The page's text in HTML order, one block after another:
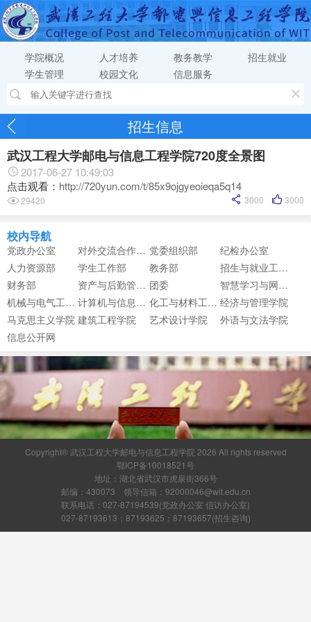
学院概况 人才培养 教务教学
招生就业
学生管理
校园文化 信息服务
招生信息
武汉工程大学邮电与信息工程学院720度全景图
2017-06-27 10:49:03
点击观看： http://720yun.com/t/85x9ojgyeoieqa5q14
29420 3000
3000
校内导航
党政办公室 对外交流合作中心 党委组织部
纪检办公室
人力资源部
学生工作部 教务部
招生与就业工作部
财务部
资产与后勤管理部 团委
智慧学习与网络信息中心
机械与电气工程学院
计算机与信息工程学院 化工与材料工程学院 经济与管理学院
马克思主义学院 建筑工程学院 艺术设计学院
外语与文法学院
信息公开网
Copyright® 武汉工程大学邮电与信息工程学院 2026 All rights reserved
鄂ICP备10018521号
地址：湖北省武汉市虎泉街366号
邮编：430073 领导信箱：92000046@wit.edu.cn
联系电话：027-87194539(党政办公室 信访办公室)
027-87193613；87193625；87193657(招生咨询)